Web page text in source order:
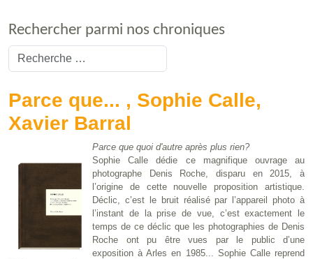
Rechercher parmi nos chroniques
Valider
Parce que... , Sophie Calle,
Xavier Barral
Parce que quoi d'autre après plus rien?
Sophie Calle dédie ce magnifique ouvrage au
photographe Denis Roche, disparu en 2015, à
l’origine de cette nouvelle proposition artistique.
Déclic, c’est le bruit réalisé par l’appareil photo à
l’instant de la prise de vue, c’est exactement le
temps de ce déclic que les photographies de Denis
Roche ont pu être vues par le public d’une
exposition à Arles en 1985... Sophie Calle reprend